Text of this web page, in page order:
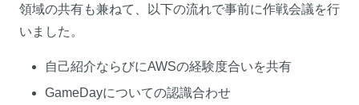
領域の共有も兼ねて、以下の流れで事前に作戦会議を行
いました。
自己紹介ならびにAWSの経験度合いを共有
GameDayについての認識合わせ